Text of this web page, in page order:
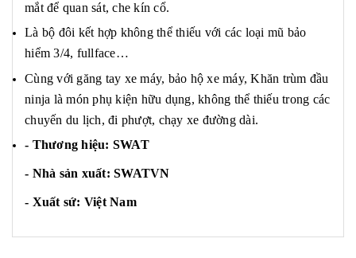
mắt để quan sát, che kín cổ.
Là bộ đôi kết hợp không thể thiếu với các loại mũ bảo
hiểm 3/4, fullface…
Cùng với găng tay xe máy, bảo hộ xe máy, Khăn trùm đầu
ninja là món phụ kiện hữu dụng, không thể thiếu trong các
chuyến du lịch, đi phượt, chạy xe đường dài.
- Thương hiệu: SWAT
- Nhà sản xuất: SWATVN
- Xuất sứ: Việt Nam